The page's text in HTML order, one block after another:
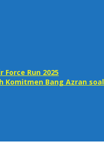
Force Run 2025
Komitmen Bang Azran